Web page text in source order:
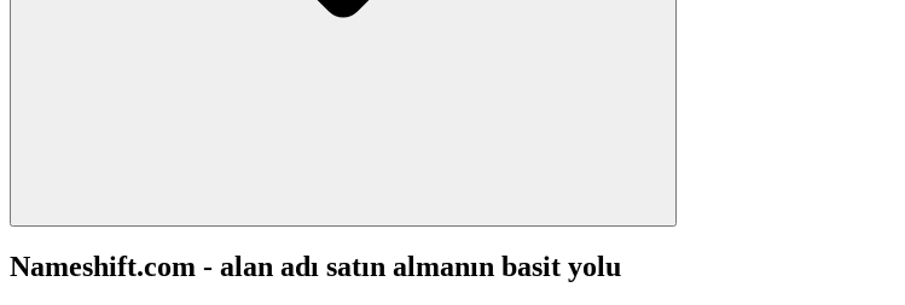
Nameshift.com - alan adı satın almanın basit yolu